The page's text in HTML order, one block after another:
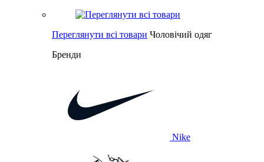
Переглянути всі товари Чоловічий одяг
Бренди
Nike